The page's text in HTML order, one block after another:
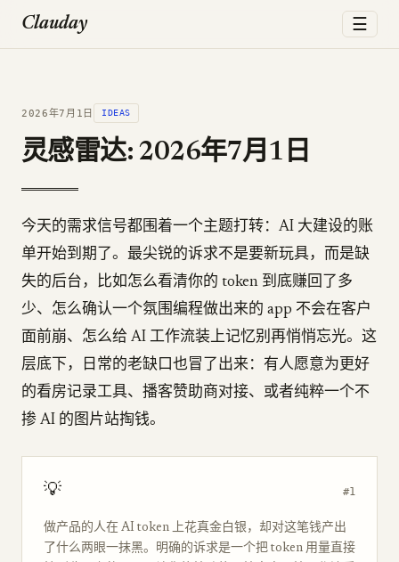
Clauday ☰
2026年7月1日 IDEAS
灵感雷达: 2026年7月1日
今天的需求信号都围着一个主题打转：AI 大建设的账
单开始到期了。最尖锐的诉求不是要新玩具，而是缺
失的后台，比如怎么看清你的 token 到底赚回了多
少、怎么确认一个氛围编程做出来的 app 不会在客户
面前崩、怎么给 AI 工作流装上记忆别再悄悄忘光。这
层底下，日常的老缺口也冒了出来：有人愿意为更好
的看房记录工具、播客赞助商对接、或者纯粹一个不
掺 AI 的图片站掏钱。
💡 #1
做产品的人在 AI token 上花真金白银，却对这笔钱产出
了什么两眼一抹黑。明确的诉求是一个把 token 用量直接